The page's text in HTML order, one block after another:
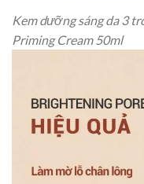
Kem dưỡng sáng da 3
Priming Cream 50ml